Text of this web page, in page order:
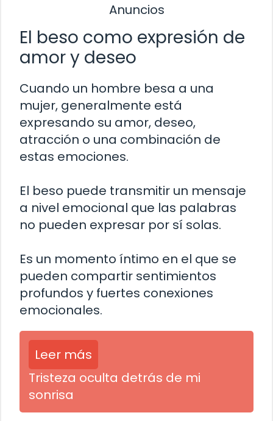
Anuncios
El beso como expresión de
amor y deseo
Cuando un hombre besa a una
mujer, generalmente está
expresando su amor, deseo,
atracción o una combinación de
estas emociones.
El beso puede transmitir un mensaje
a nivel emocional que las palabras
no pueden expresar por sí solas.
Es un momento íntimo en el que se
pueden compartir sentimientos
profundos y fuertes conexiones
emocionales.
Leer más
Tristeza oculta detrás de mi
sonrisa